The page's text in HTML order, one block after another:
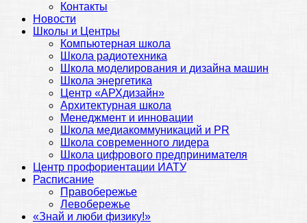
Контакты
Новости
Школы и Центры
Компьютерная школа
Школа радиотехника
Школа моделирования и дизайна машин
Школа энергетика
Центр «АРХдизайн»
Архитектурная школа
Менеджмент и инновации
Школа медиакоммуникаций и PR
Школа современного лидера
Школа цифрового предпринимателя
Центр профориентации ИАТУ
Расписание
Правобережье
Левобережье
«Знай и люби физику!»